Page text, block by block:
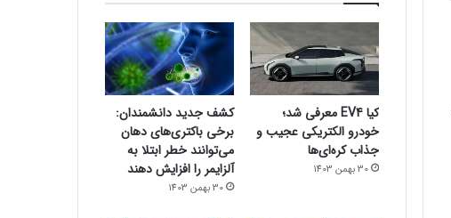
کیا EV4 معرفی شد؛
خودرو الکتریکی عجیب و
جذاب کره‌ای‌ها
30 بهمن 1403
کشف جدید دانشمندان:
برخی باکتری‌های دهان
می‌توانند خطر ابتلا به
آلزایمر را افزایش دهند
30 بهمن 1403